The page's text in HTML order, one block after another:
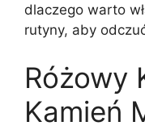
dlaczego warto
rutyny, aby
Różowy
Kamień